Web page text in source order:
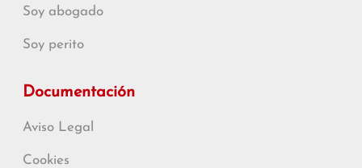
Soy abogado
Soy perito
Documentación
Aviso Legal
Cookies